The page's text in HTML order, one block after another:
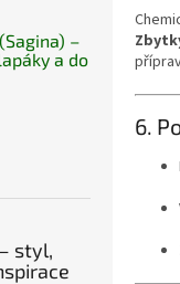
–
a do
styl,
6.